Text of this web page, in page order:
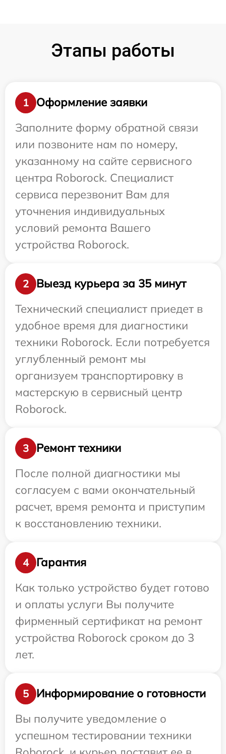
Этапы работы
1
Оформление заявки
Заполните форму обратной связи
или позвоните нам по номеру,
указанному на сайте сервисного
центра Roborock. Специалист
сервиса перезвонит Вам для
уточнения индивидуальных
условий ремонта Вашего
устройства Roborock.
2
Выезд курьера за 35 минут
Технический специалист приедет в
удобное время для диагностики
техники Roborock. Если потребуется
углубленный ремонт мы
организуем транспортировку в
мастерскую в сервисный центр
Roborock.
3
Ремонт техники
После полной диагностики мы
согласуем с вами окончательный
расчет, время ремонта и приступим
к восстановлению техники.
4
Гарантия
Как только устройство будет готово
и оплаты услуги Вы получите
фирменный сертификат на ремонт
устройства Roborock сроком до 3
лет.
5
Информирование о готовности
Вы получите уведомление о
успешном тестировании техники